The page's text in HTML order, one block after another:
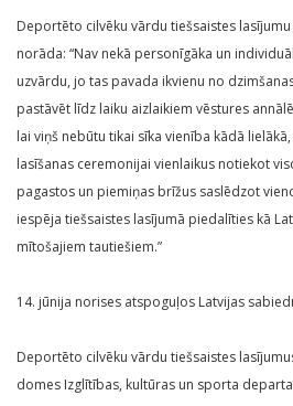
Deportēto cilvēku vārdu tiešsaistes
norāda: “Nav nekā personīgāka un
uzvārdu, jo tas pavada ikvienu no
pastāvēt līdz laiku aizlaikiem vēstures
lai viņš nebūtu tikai sīka vienība kādā
lasīšanas ceremonijai vienlaikus notiekot
pagastos un piemiņas brīžus saslēdzot
iespēja tiešsaistes lasījumā piedalīties kā
mītošajiem tautiešiem.”
14. jūnija norises atspoguļos Latvijas
Deportēto cilvēku vārdu tiešsaistes
domes Izglītības, kultūras un sporta